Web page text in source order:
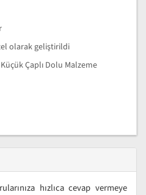
olarak geliştirildi
Çaplı Dolu Malzeme
hızlıca cevap vermeye